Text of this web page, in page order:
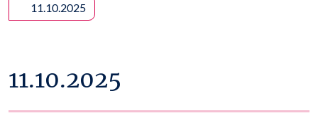
11.10.2025
11.10.2025